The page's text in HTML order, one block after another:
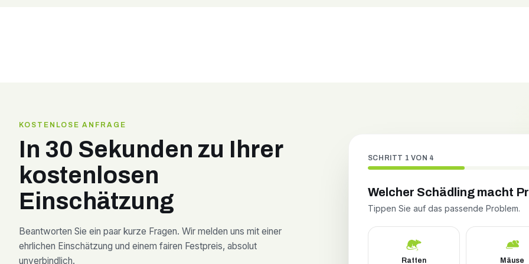
KOSTENLOSE ANFRAGE
In 30 Sekunden zu Ihrer
kostenlosen
Einschätzung
Beantworten Sie ein paar kurze Fragen. Wir melden uns mit einer
ehrlichen Einschätzung und einem fairen Festpreis, absolut
unverbindlich.
SCHRITT 1 VON 4
Welcher Schädling macht
Tippen Sie auf das passende Problem.
Ratten Mäuse